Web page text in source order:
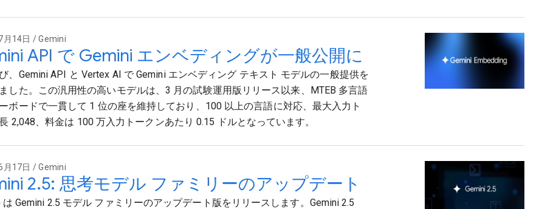
月14日 / Gemini
API で Gemini エンベディングが一般公開に
、Gemini API と Vertex AI で Gemini エンベディング テキスト モデルの一般提供を
した。この汎用性の高いモデルは、3 月の試験運用版リリース以来、MTEB 多言語
ボードで一貫して 1 位の座を維持しており、100 以上の言語に対応、最大入力ト
2,048、料金は 100 万入力トークンあたり 0.15 ドルとなっています。
月17日 / Gemini
2.5: 思考モデル ファミリーのアップデート
は Gemini 2.5 モデル ファミリーのアップデート版をリリースします。Gemini 2.5